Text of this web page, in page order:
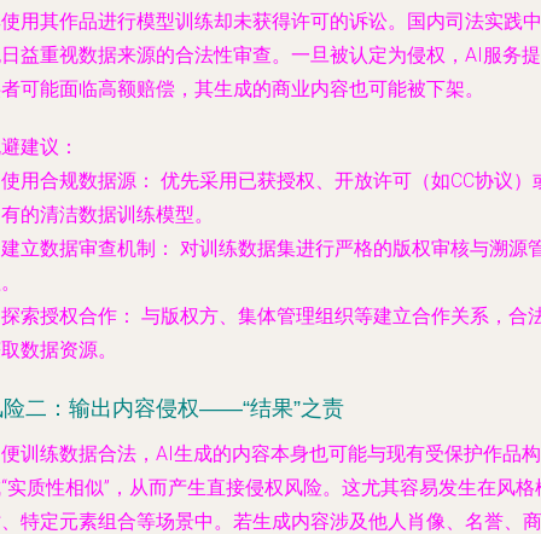
用其作品进行模型训练却未获得许可的诉讼。国内司法实践中
益重视数据来源的合法性审查。一旦被认定为侵权，AI服务提
可能面临高额赔偿，其生成的商业内容也可能被下架。
建议：
使用合规数据源： 优先采用已获授权、开放许可（如CC协议）
的清洁数据训练模型。
建立数据审查机制： 对训练数据集进行严格的版权审核与溯源
探索授权合作： 与版权方、集体管理组织等建立合作关系，合
数据资源。
险二：输出内容侵权——“结果”之责
训练数据合法，AI生成的内容本身也可能与现有受保护作品构
实质性相似”，从而产生直接侵权风险。这尤其容易发生在风格
特定元素组合等场景中。若生成内容涉及他人肖像、名誉、商